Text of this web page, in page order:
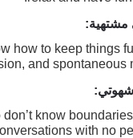
مشتهية:
how to keep things
and spontaneous
know
with no